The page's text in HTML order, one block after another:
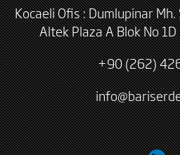
Kocaeli Ofis : Dumlupinar
Altek Plaza A Blok No
+90 (262)